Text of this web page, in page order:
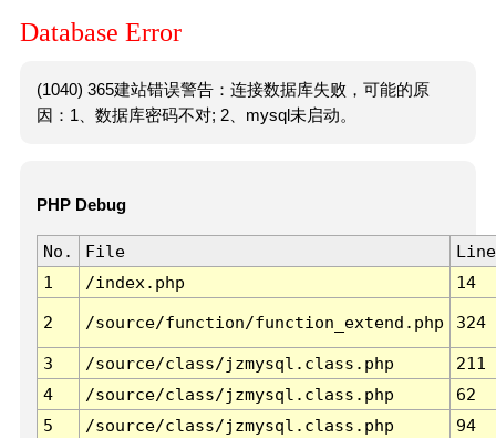
Database Error
(1040) 365建站错误警告：连接数据库失败，可能的原
因：1、数据库密码不对; 2、mysql未启动。
PHP Debug
No. File
Line
1
/index.php 14
2 /source/function/function_extend.php 324
3 /source/class/jzmysql.class.php
211
4
/source/class/jzmysql.class.php
62
5
/source/class/jzmysql.class.php
94